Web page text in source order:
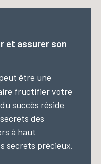
et assurer son
être une
fructifier votre
succès réside
des
à haut
secrets précieux.